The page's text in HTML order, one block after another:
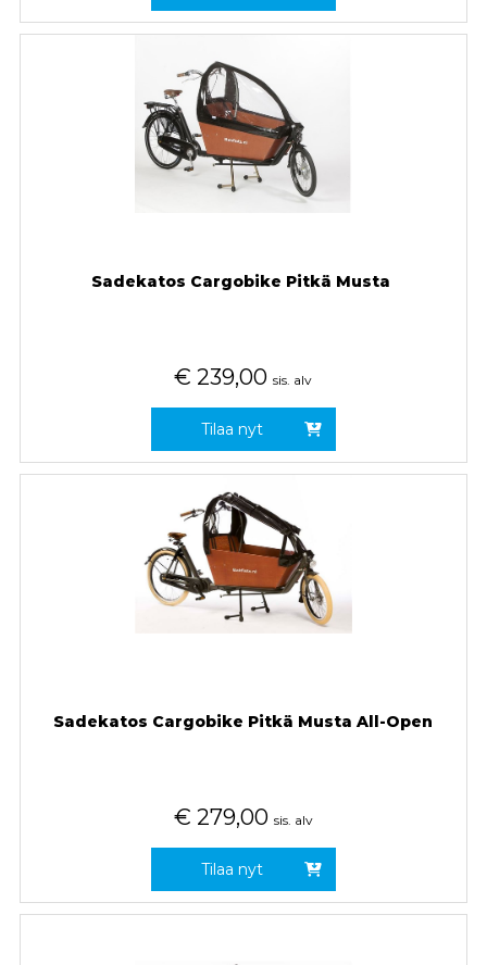
Sadekatos Cargobike Pitkä Musta
€ 239,00 sis. alv
Tilaa nyt
Sadekatos Cargobike Pitkä Musta All-Open
€ 279,00 sis. alv
Tilaa nyt